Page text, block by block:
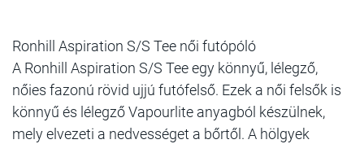
Ronhill Aspiration S/S Tee női futópóló
A Ronhill Aspiration S/S Tee egy könnyű, lélegző,
nőies fazonú rövid ujjú futófelső. Ezek a női felsők is
könnyű és lélegző Vapourlite anyagból készülnek,
mely elvezeti a nedvességet a bőrtől. A hölgyek